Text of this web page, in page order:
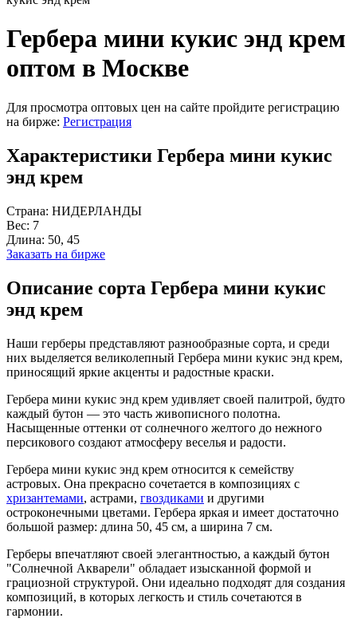
Гербера мини кукис энд крем
оптом в Москве
Для просмотра оптовых цен на сайте пройдите регистрацию
на бирже: Регистрация
Характеристики Гербера мини кукис
энд крем
Страна: НИДЕРЛАНДЫ
Вес: 7
Длина: 50, 45
Заказать на бирже
Описание сорта Гербера мини кукис
энд крем
Наши герберы представляют разнообразные сорта, и среди
них выделяется великолепный Гербера мини кукис энд крем,
приносящий яркие акценты и радостные краски.
Гербера мини кукис энд крем удивляет своей палитрой, будто
каждый бутон — это часть живописного полотна.
Насыщенные оттенки от солнечного желтого до нежного
персикового создают атмосферу веселья и радости.
Гербера мини кукис энд крем относится к семейству
астровых. Она прекрасно сочетается в композициях с
хризантемами, астрами, гвоздиками и другими
остроконечными цветами. Гербера яркая и имеет достаточно
большой размер: длина 50, 45 см, а ширина 7 см.
Герберы впечатляют своей элегантностью, а каждый бутон
"Солнечной Акварели" обладает изысканной формой и
грациозной структурой. Они идеально подходят для создания
композиций, в которых легкость и стиль сочетаются в
гармонии.